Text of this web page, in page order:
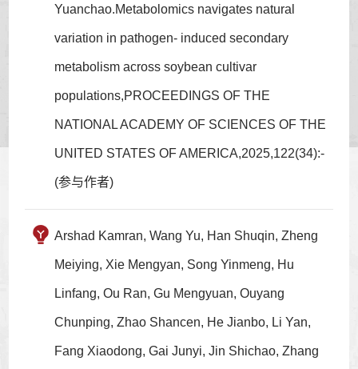
Yuanchao.Metabolomics navigates natural
variation in pathogen- induced secondary
metabolism across soybean cultivar
populations,PROCEEDINGS OF THE
NATIONAL ACADEMY OF SCIENCES OF THE
UNITED STATES OF AMERICA,2025,122(34):-
(参与作者)
Arshad Kamran, Wang Yu, Han Shuqin, Zheng
Meiying, Xie Mengyan, Song Yinmeng, Hu
Linfang, Ou Ran, Gu Mengyuan, Ouyang
Chunping, Zhao Shancen, He Jianbo, Li Yan,
Fang Xiaodong, Gai Junyi, Jin Shichao, Zhang